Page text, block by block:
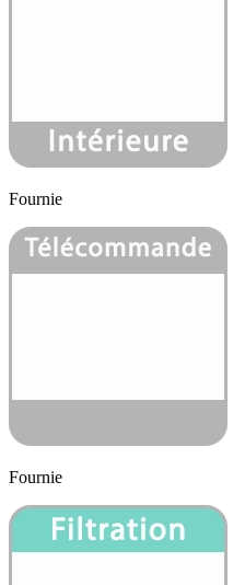
Fournie
Fournie